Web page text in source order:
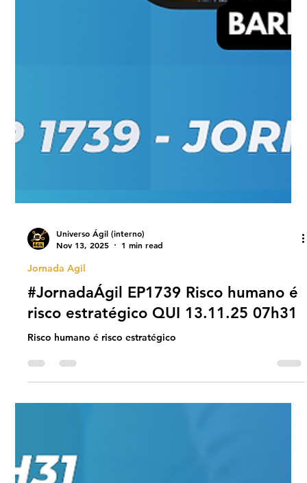
Universo Ágil (interno)
Nov 13, 2025
1 min read
Jornada Agil
#JornadaÁgil EP1739 Risco humano é
risco estratégico QUI 13.11.25 07h31
Risco humano é risco estratégico